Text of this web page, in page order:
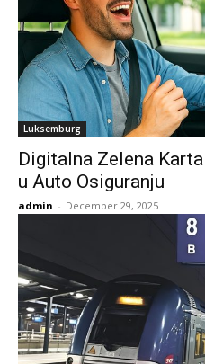
Luksemburg
Digitalna Zelena
u Auto Osiguranju
admin - December 29, 2025